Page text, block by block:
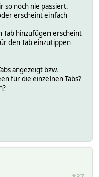
so noch nie passiert.
erscheint einfach
Tab hinzufügen erscheint
den Tab einzutippen
angezeigt bzw.
für die einzelnen Tabs?